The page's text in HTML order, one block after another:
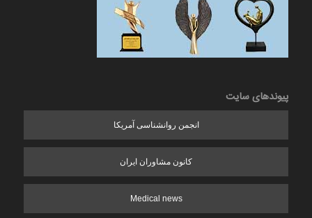
پیوندهای سایت
انجمن روانشناسی آمریکا
کانون مشاوران ایران
Medical news